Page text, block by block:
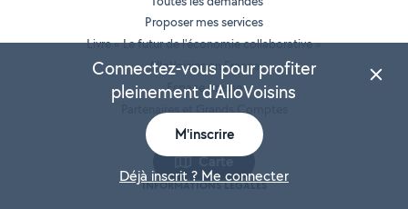
Carte
Proposer mes services
Livre « Le futur de l'économie collaborative »
AlloVoisins en France
Espace presse
Partenaires et Grands Comptes
Recrutement
INFORMATIONS LÉGALES
Connectez-vous pour profiter
pleinement d'AlloVoisins
M'inscrire
Déjà inscrit ? Me connecter